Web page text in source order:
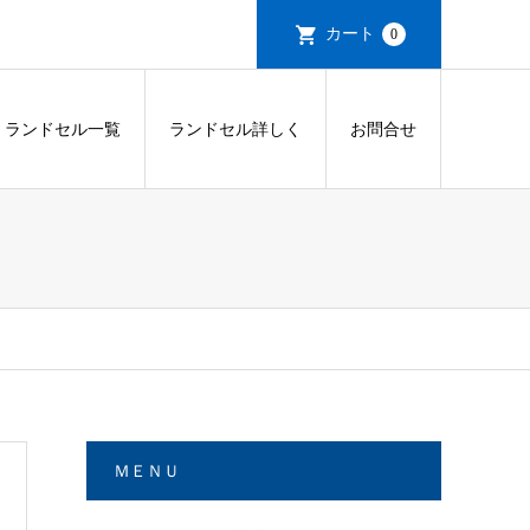
カート 0
ランドセル一覧 ランドセル詳しく お問合せ
ＭＥＮＵ